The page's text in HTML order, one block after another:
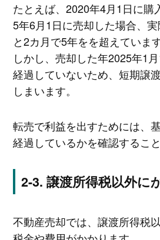
たとえば、2020年4月1日に購
5年6月1日に売却した場合、
と2カ月で5年をを超えています
しかし、売却した年2025年1
経過していないため、短期譲
しまいます。
転売で利益を出すためには、
経過しているかを確認するこ
譲渡所得税以外に
不動産売却では、譲渡所得税